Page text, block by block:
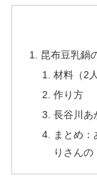
昆布豆乳鍋
材料（2人
作り方
長谷川あ
まとめ
りさんの